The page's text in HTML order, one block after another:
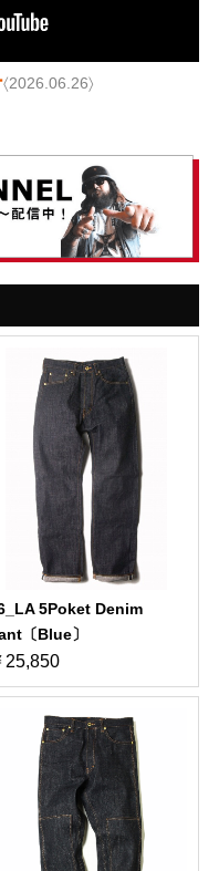
〈2026.06.26〉
5Poket Denim
〔Blue〕
25,850